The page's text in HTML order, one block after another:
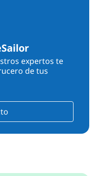
expertos te
de tus